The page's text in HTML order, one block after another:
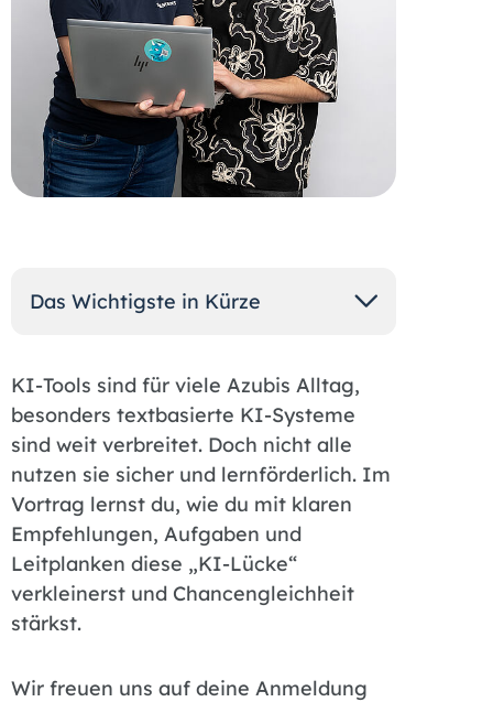
Das Wichtigste in Kürze
KI-Tools sind für viele Azubis Alltag,
besonders textbasierte KI-Systeme
sind weit verbreitet. Doch nicht alle
nutzen sie sicher und lernförderlich. Im
Vortrag lernst du, wie du mit klaren
Empfehlungen, Aufgaben und
Leitplanken diese „KI-Lücke“
verkleinerst und Chancengleichheit
stärkst.
Wir freuen uns auf deine Anmeldung